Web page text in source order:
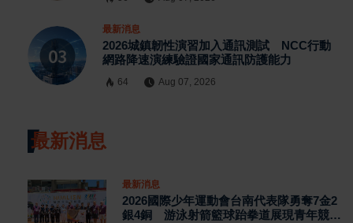
最新消息
2026城鎮韌性演習加入通訊測試 NCC行動
網路降速演練驗證國家通訊防護能力
64 Aug 07, 2026
最新消息
最新消息
2026國際少年運動會台南代表隊勇奪7金2
銀4銅 游泳射箭籃球跆拳道展現青年競技